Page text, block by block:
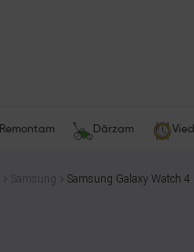
Remontam Dārzam
Samsung Samsung Galaxy Watch 4